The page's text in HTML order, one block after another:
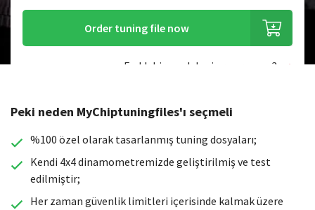
Order tuning file now
Farklı bir model mi arıyorsunuz?
Peki neden MyChiptuningfiles'ı seçmeli
%100 özel olarak tasarlanmış tuning dosyaları;
Kendi 4x4 dinamometremizde geliştirilmiş ve test
edilmiştir;
Her zaman güvenlik limitleri içerisinde kalmak üzere